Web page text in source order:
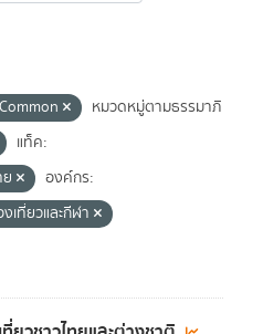
หมวดหมู่ตามธรรมาภิ
แท็ค:
องค์กร:
เที่ยวและกีฬา